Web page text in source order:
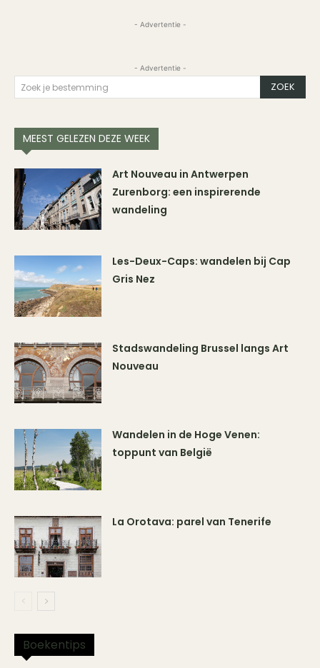
- Advertentie -
- Advertentie -
Zoek je bestemming ZOEK
MEEST GELEZEN DEZE WEEK
Art Nouveau in Antwerpen
Zurenborg: een inspirerende
wandeling
Les-Deux-Caps: wandelen bij Cap
Gris Nez
Stadswandeling Brussel langs Art
Nouveau
Wandelen in de Hoge Venen:
toppunt van België
La Orotava: parel van Tenerife
Boekentips